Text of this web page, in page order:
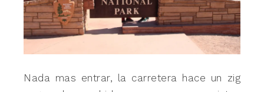
Nada mas entrar, la carretera hace un zig